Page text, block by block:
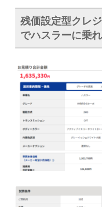
残価設定型クレ
でハスラーに乗